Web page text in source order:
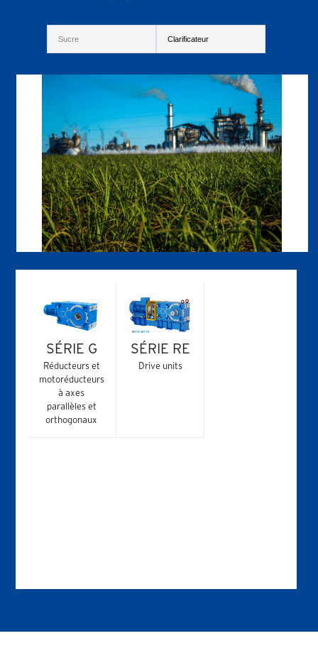
SÉRIE G
Réducteurs et
motoréducteurs
à axes
parallèles et
orthogonaux
SÉRIE RE
Drive units